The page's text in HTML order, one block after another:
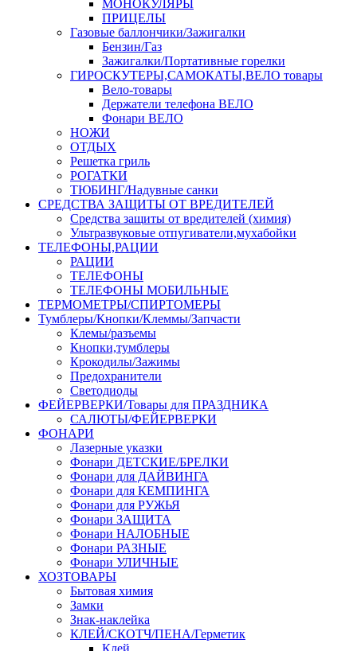
МОНОКУЛЯРЫ
ПРИЦЕЛЫ
Газовые баллончики/Зажигалки
Бензин/Газ
Зажигалки/Портативные горелки
ГИРОСКУТЕРЫ,САМОКАТЫ,ВЕЛО товары
Вело-товары
Держатели телефона ВЕЛО
Фонари ВЕЛО
НОЖИ
ОТДЫХ
Решетка гриль
РОГАТКИ
ТЮБИНГ/Надувные санки
СРЕДСТВА ЗАЩИТЫ ОТ ВРЕДИТЕЛЕЙ
Средства защиты от вредителей (химия)
Ультразвуковые отпугиватели,мухабойки
ТЕЛЕФОНЫ,РАЦИИ
РАЦИИ
ТЕЛЕФОНЫ
ТЕЛЕФОНЫ МОБИЛЬНЫЕ
ТЕРМОМЕТРЫ/СПИРТОМЕРЫ
Тумблеры/Кнопки/Клеммы/Запчасти
Клемы/разъемы
Кнопки,тумблеры
Крокодилы/Зажимы
Предохранители
Светодиоды
ФЕЙЕРВЕРКИ/Товары для ПРАЗДНИКА
САЛЮТЫ/ФЕЙЕРВЕРКИ
ФОНАРИ
Лазерные указки
Фонари ДЕТСКИЕ/БРЕЛКИ
Фонари для ДАЙВИНГА
Фонари для КЕМПИНГА
Фонари для РУЖЬЯ
Фонари ЗАЩИТА
Фонари НАЛОБНЫЕ
Фонари РАЗНЫЕ
Фонари УЛИЧНЫЕ
ХОЗТОВАРЫ
Бытовая химия
Замки
Знак-наклейка
КЛЕЙ/СКОТЧ/ПЕНА/Герметик
Клей